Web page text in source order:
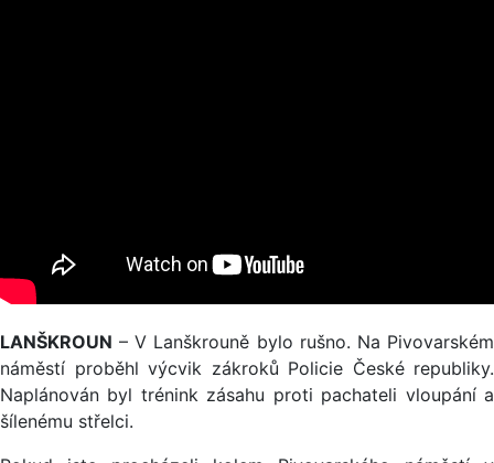
LANŠKROUN – V Lanškrouně bylo rušno. Na Pivovarském
náměstí proběhl výcvik zákroků Policie České republiky.
Naplánován byl trénink zásahu proti pachateli vloupání a
šílenému střelci.